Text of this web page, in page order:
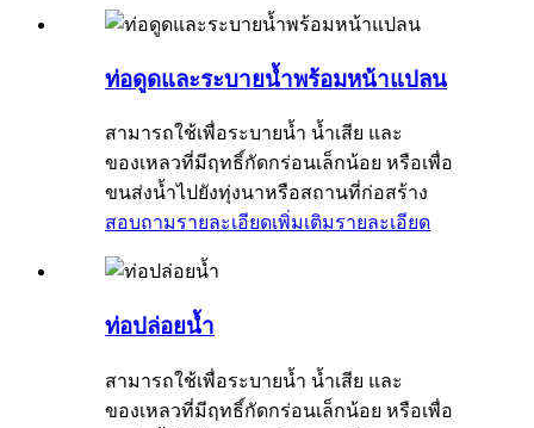
ท่อดูดและระบายน้ำพร้อมหน้าแปลน
สามารถใช้เพื่อระบายน้ำ น้ำเสีย และ
ของเหลวที่มีฤทธิ์กัดกร่อนเล็กน้อย หรือเพื่อ
ขนส่งน้ำไปยังทุ่งนาหรือสถานที่ก่อสร้าง
สอบถามรายละเอียดเพิ่มเติมรายละเอียด
ท่อปล่อยน้ำ
สามารถใช้เพื่อระบายน้ำ น้ำเสีย และ
ของเหลวที่มีฤทธิ์กัดกร่อนเล็กน้อย หรือเพื่อ